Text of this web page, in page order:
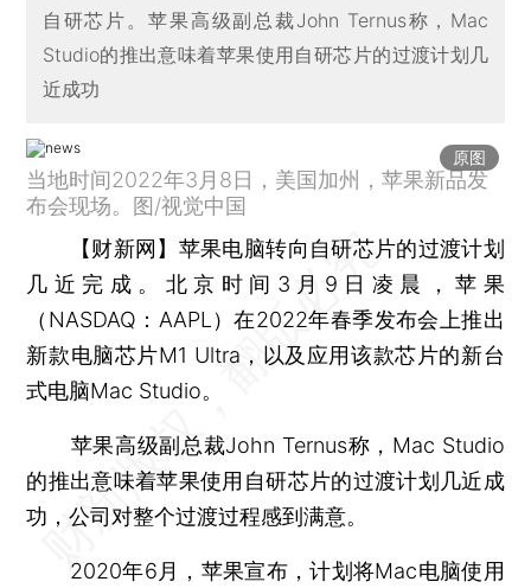
自研芯片。苹果高级副总裁John Ternus称，Mac
Studio的推出意味着苹果使用自研芯片的过渡计划几
近成功
原图
当地时间2022年3月8日，美国加州，苹果新品发
布会现场。图/视觉中国
【财新网】 苹果电脑转向自研芯片的过渡计划
几近完成。北京时间3月9日凌晨，苹果
（NASDAQ：AAPL）在2022年春季发布会上推出
新款电脑芯片M1 Ultra，以及应用该款芯片的新台
式电脑Mac Studio。
苹果高级副总裁John Ternus称，Mac Studio
的推出意味着苹果使用自研芯片的过渡计划几近成
功，公司对整个过渡过程感到满意。
2020年6月，苹果宣布，计划将Mac电脑使用